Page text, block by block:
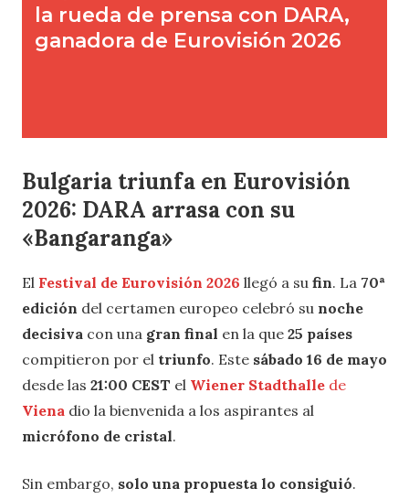
Bulgaria triunfa en Eurovisión
2026: DARA arrasa con su
«Bangaranga»
El Festival de Eurovisión 2026 llegó a su fin. La 70ª
edición del certamen europeo celebró su noche
decisiva con una gran final en la que 25 países
compitieron por el triunfo. Este sábado 16 de mayo
desde las 21:00 CEST el Wiener Stadthalle de
Viena dio la bienvenida a los aspirantes al
micrófono de cristal.
Sin embargo, solo una propuesta lo consiguió.